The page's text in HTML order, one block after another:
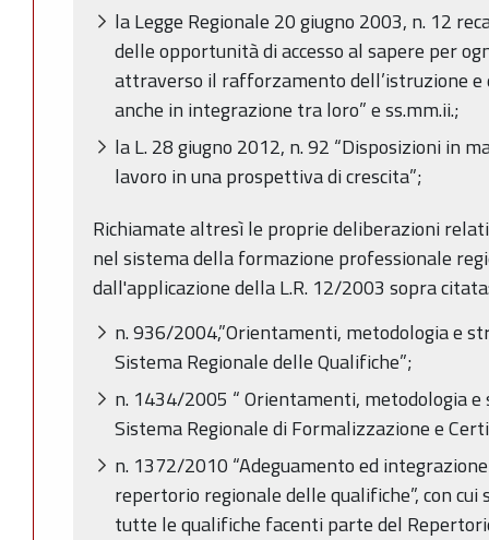
la Legge Regionale 20 giugno 2003, n. 12
delle opportunità di accesso al sapere per
attraverso il rafforzamento dell’istruzione
anche in integrazione tra loro” e ss.mm.ii.;
la L. 28 giugno 2012, n. 92 “Disposizioni in
lavoro in una prospettiva di crescita”;
Richiamate altresì le proprie deliberazioni
nel sistema della formazione professionale
dall'applicazione della L.R. 12/2003 sopra
n. 936/2004,”Orientamenti, metodologia e
Sistema Regionale delle Qualifiche”;
n. 1434/2005 “ Orientamenti, metodologia
Sistema Regionale di Formalizzazione e
n. 1372/2010 “Adeguamento ed
repertorio regionale delle qualifiche”, con
tutte le qualifiche facenti parte del